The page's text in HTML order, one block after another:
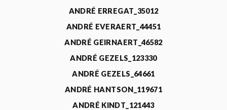
ANDRÉ ERREGAT_35012
ANDRÉ EVERAERT_44451
ANDRÉ GEIRNAERT_46582
ANDRÉ GEZELS_123330
ANDRÉ GEZELS_64661
ANDRÉ HANTSON_119671
ANDRÉ KINDT_121443